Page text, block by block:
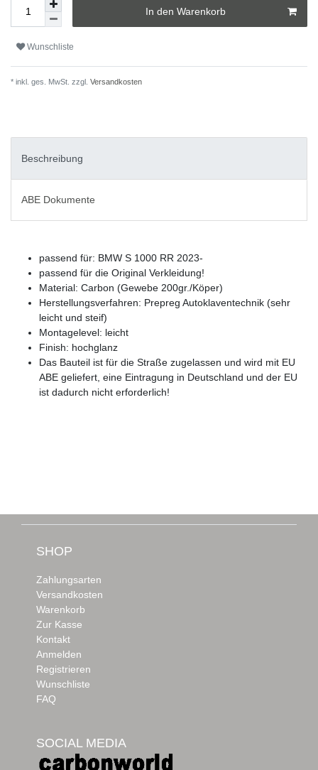
In den Warenkorb
Wunschliste
* inkl. ges. MwSt. zzgl. Versandkosten
Beschreibung
ABE Dokumente
passend für: BMW S 1000 RR 2023-
passend für die Original Verkleidung!
Material: Carbon (Gewebe 200gr./Köper)
Herstellungsverfahren: Prepreg Autoklaventechnik (sehr
leicht und steif)
Montagelevel: leicht
Finish: hochglanz
Das Bauteil ist für die Straße zugelassen und wird mit EU
ABE geliefert, eine Eintragung in Deutschland und der EU
ist dadurch nicht erforderlich!
SHOP
Zahlungsarten
Versandkosten
Warenkorb
Zur Kasse
Kontakt
Anmelden
Registrieren
Wunschliste
FAQ
SOCIAL MEDIA